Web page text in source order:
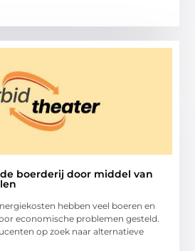
boerderij door middel van
hebben veel boeren en
economische problemen gesteld.
op zoek naar alternatieve